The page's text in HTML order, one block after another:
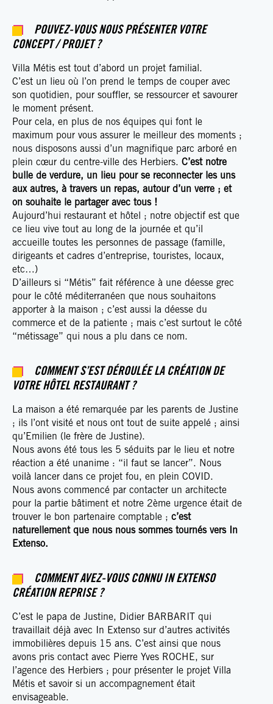
POUVEZ-VOUS NOUS PRÉSENTER VOTRE
CONCEPT / PROJET ?
Villa Métis est tout d’abord un projet familial.
C’est un lieu où l’on prend le temps de couper avec
son quotidien, pour souffler, se ressourcer et savourer
le moment présent.
Pour cela, en plus de nos équipes qui font le
maximum pour vous assurer le meilleur des moments ;
nous disposons aussi d’un magnifique parc arboré en
plein cœur du centre-ville des Herbiers. C’est notre
bulle de verdure, un lieu pour se reconnecter les uns
aux autres, à travers un repas, autour d’un verre ; et
on souhaite le partager avec tous !
Aujourd’hui restaurant et hôtel ; notre objectif est que
ce lieu vive tout au long de la journée et qu’il
accueille toutes les personnes de passage (famille,
dirigeants et cadres d’entreprise, touristes, locaux,
etc…)
D’ailleurs si “Métis” fait référence à une déesse grec
pour le côté méditerranéen que nous souhaitons
apporter à la maison ; c’est aussi la déesse du
commerce et de la patiente ; mais c’est surtout le côté
“métissage” qui nous a plu dans ce nom.
COMMENT S’EST DÉROULÉE LA CRÉATION DE
VOTRE HÔTEL RESTAURANT ?
La maison a été remarquée par les parents de Justine
; ils l’ont visité et nous ont tout de suite appelé ; ainsi
qu’Emilien (le frère de Justine).
Nous avons été tous les 5 séduits par le lieu et notre
réaction a été unanime : “il faut se lancer”. Nous
voilà lancer dans ce projet fou, en plein COVID.
Nous avons commencé par contacter un architecte
pour la partie bâtiment et notre 2ème urgence était de
trouver le bon partenaire comptable ; c’est
naturellement que nous nous sommes tournés vers In
Extenso.
COMMENT AVEZ-VOUS CONNU IN EXTENSO
CRÉATION REPRISE ?
C’est le papa de Justine, Didier BARBARIT qui
travaillait déjà avec In Extenso sur d’autres activités
immobilières depuis 15 ans. C’est ainsi que nous
avons pris contact avec Pierre Yves ROCHE, sur
l’agence des Herbiers ; pour présenter le projet Villa
Métis et savoir si un accompagnement était
envisageable.